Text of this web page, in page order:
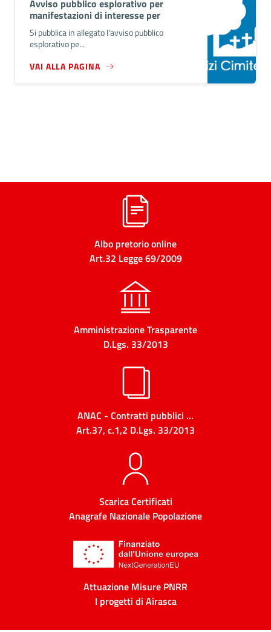
Avviso pubblico esplorativo per
manifestazioni di interesse per
l'affidamento dei servizi cimiteriali per il
tr...
Si pubblica in allegato l'avviso pubblico
esplorativo pe...
VAI ALLA PAGINA
Albo pretorio online
Art.32 Legge 69/2009
Amministrazione Trasparente
D.Lgs. 33/2013
ANAC - Contratti pubblici ...
Art.37, c.1,2 D.Lgs. 33/2013
Scarica Certificati
Anagrafe Nazionale Popolazione
Attuazione Misure PNRR
I progetti di Airasca